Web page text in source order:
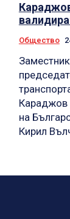
Общество
Караджов
на
Кирил